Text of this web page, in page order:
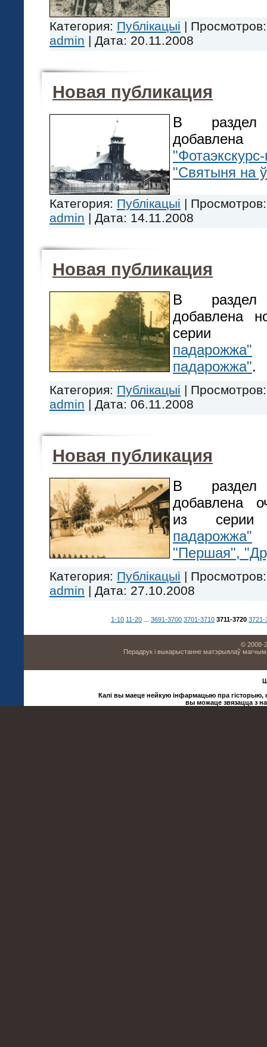
Категория: Публікацыі | Просмотров:
admin | Дата: 20.11.2008
Новая публикация
В
"Святыня на
Категория: Публікацыі | Просмотров:
admin | Дата: 14.11.2008
Новая публикация
В
добавлена
падарожжа"
падарожжа".
Категория: Публікацыі | Просмотров:
admin | Дата: 06.11.2008
Новая публикация
В
добавлена
из
падарожжа"
"Першая",
Категория: Публікацыі | Просмотров:
admin | Дата: 27.10.2008
1-10 11-20 3691-3700 3701-3710 3711-3720 3721-
© 2008-
Перадрук і выкарыстанне матэрыялаў
Калі вы маеце нейкую інфармацыю пра гісторыю,
вы можаце звязацца з